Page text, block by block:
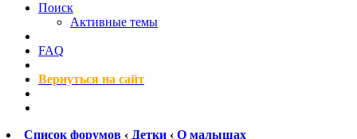
Поиск
Активные темы
FAQ
Вернуться на сайт
Список форумов ‹ Детки ‹ О малышах